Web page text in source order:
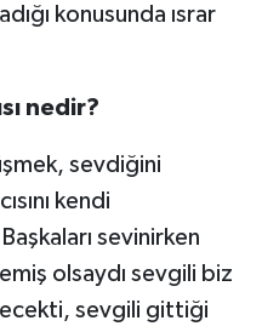
konusunda ısrar
nedir?
sevdiğini
kendi
sevinirken
olsaydı sevgili biz
sevgili gittiği